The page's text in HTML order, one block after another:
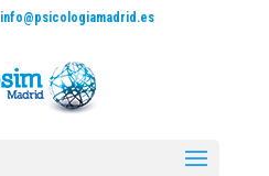
info@psicologiamadrid.es